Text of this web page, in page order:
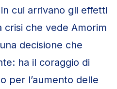
in cui arrivano gli effetti
crisi che vede Amorim
decisione che
ha il coraggio di
per l’aumento delle